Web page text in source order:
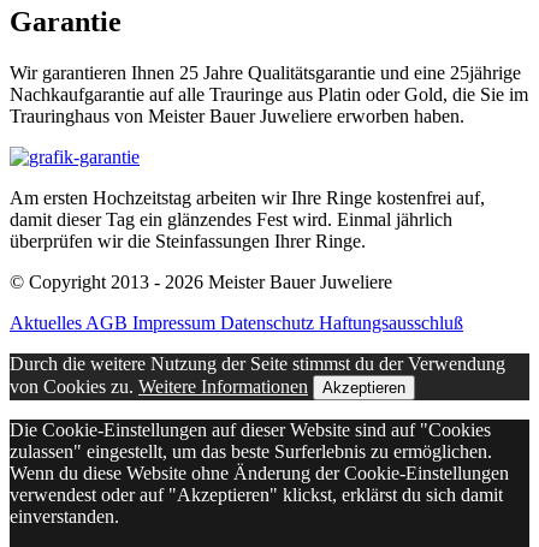
Garantie
Wir garantieren Ihnen 25 Jahre Qualitätsgarantie und eine 25jährige
Nachkaufgarantie auf alle Trauringe aus Platin oder Gold, die Sie im
Trauringhaus von Meister Bauer Juweliere erworben haben.
Am ersten Hochzeitstag arbeiten wir Ihre Ringe kostenfrei auf,
damit dieser Tag ein glänzendes Fest wird. Einmal jährlich
überprüfen wir die Steinfassungen Ihrer Ringe.
© Copyright 2013 - 2026 Meister Bauer Juweliere
Aktuelles AGB Impressum Datenschutz Haftungsausschluß
Durch die weitere Nutzung der Seite stimmst du der Verwendung
von Cookies zu. Weitere Informationen Akzeptieren
Die Cookie-Einstellungen auf dieser Website sind auf "Cookies
zulassen" eingestellt, um das beste Surferlebnis zu ermöglichen.
Wenn du diese Website ohne Änderung der Cookie-Einstellungen
verwendest oder auf "Akzeptieren" klickst, erklärst du sich damit
einverstanden.